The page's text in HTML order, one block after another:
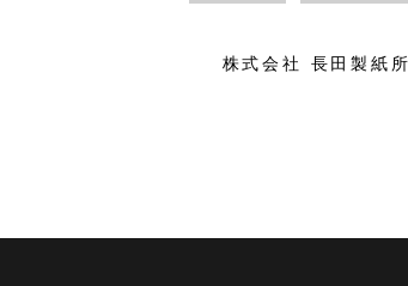
株式会社 長田製紙所